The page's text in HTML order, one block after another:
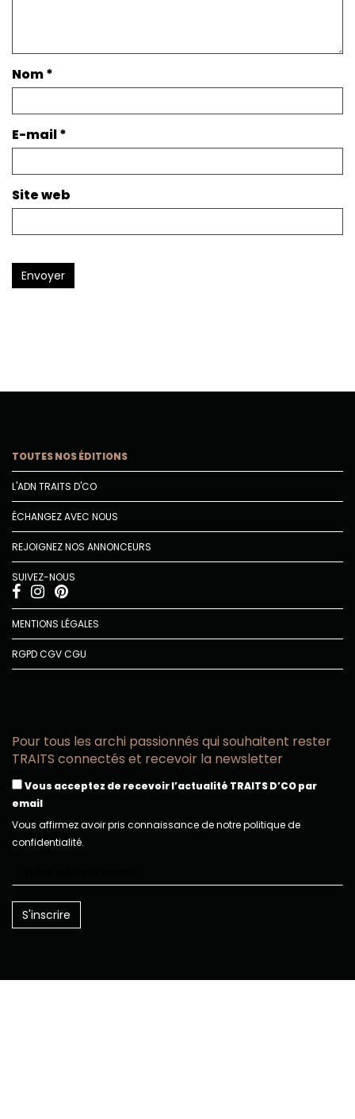
Nom*
E-mail*
Site web
Envoyer
TOUTES NOS ÉDITIONS
L'ADN TRAITS D'CO
ÉCHANGEZ AVEC NOUS
REJOIGNEZ NOS ANNONCEURS
SUIVEZ-NOUS
MENTIONS LÉGALES
RGPDCGVCGU
Pour tous les archi passionnés qui souhaitent rester
TRAITS connectés et recevoir la newsletter
Vous acceptez de recevoir l’actualité TRAITS D’CO par
email
Vous affirmez avoir pris connaissance de notre politique de
confidentialité.